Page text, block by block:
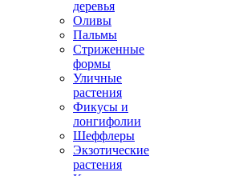
деревья
Оливы
Пальмы
Стриженные
формы
Уличные
растения
Фикусы и
лонгифолии
Шеффлеры
Экзотические
растения